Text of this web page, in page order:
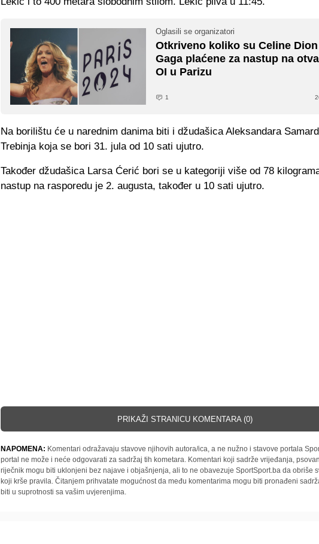
Oglasili se organizatori
Otkriveno koliko su Celine
Gaga plaćene za nastup na
OI u Parizu
1
Na borilištu će u narednim danima biti i džudašica Aleksandara
Trebinja koja se bori 31. jula od 10 sati ujutro.
Također džudašica Larsa Ćerić bori se u kategoriji više od 78
nastup na rasporedu je 2. augusta, također u 10 sati ujutro.
PRIKAŽI STRANICU KOMENTARA (0)
NAPOMENA: Komentari odražavaju stavove njihovih autora/ica, a ne nužno i stavove portala
portal ne može i neće odgovarati za sadržaj tih kometara. Komentari koji sadrže vrijeđanja,
riječnik mogu biti uklonjeni bez najave i objašnjenja, ali to ne obavezuje SportSport.ba da obriše
koji krše pravila. Čitanjem prihvatate mogućnost da među komentarima mogu biti pronađeni
biti u suprotnosti sa vašim uvjerenjima.